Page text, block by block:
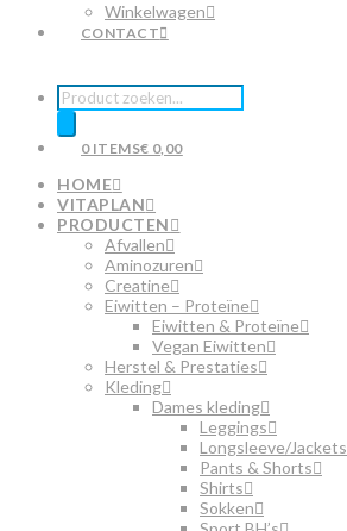
Winkelwagen
CONTACT
Producten
zoeken
0 ITEMS€ 0,00
HOME
VITAPLAN
PRODUCTEN
Afvallen
Aminozuren
Creatine
Eiwitten – Proteïne
Eiwitten & Proteïne
Vegan Eiwitten
Herstel & Prestaties
Kleding
Dames kleding
Leggings
Longsleeve/Jackets
Pants & Shorts
Shirts
Sokken